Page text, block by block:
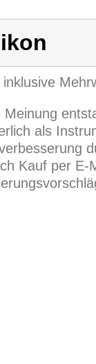
Meinung
als
Kauf per E-